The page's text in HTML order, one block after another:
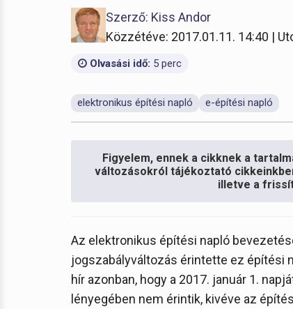
Szerző: Kiss Andor
Közzétéve: 2017.01.11. 14:40 |
Olvasási idő: 5 perc
elektronikus építési napló e-építési napló
Figyelem, ennek a cikknek a
változásokról tájékoztató
illetve a
Az elektronikus építési napló
jogszabályváltozás érintette ez építési
hír azonban, hogy a 2017. január 1.
lényegében nem érintik, kivéve az